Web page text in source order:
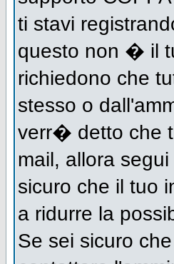
ti stavi
questo non � il
richiedono che
stesso o
verr� detto che
mail, allora
sicuro che il tuo
a ridurre la
Se sei sicuro